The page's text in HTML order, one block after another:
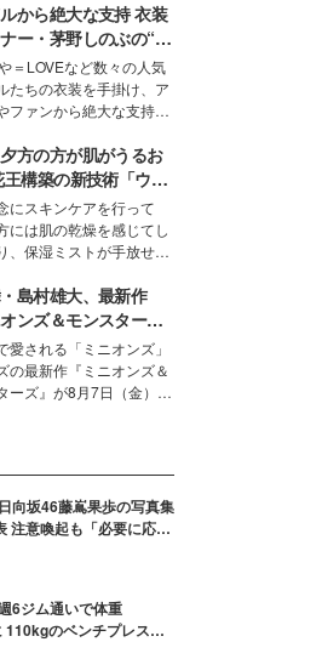
完成度を高めるベースと
そのものの美しさ”に改
する人が増えている様
は、そんな憧れの艶やか
常で叶える、美容好きの
のヘアケア事情を紹介し
から絶大な支持 衣装
ー・茅野しのぶの“可
作る美学＜「シチズン
ー」インタビュー＞
＝LOVEなど数々の人気
たちの衣装を手掛け、ア
ファンから絶大な支持を
クリエイティブディレク
野しのぶ。一人ひとりの
り添い、魅力を引き出す
は、多くの女性たちに勇
を与え続けている。
方の方が肌がうるお
王構築の新技術「ウォ
ャプチャリングスキ
肌）」がスキンケア
変える予感
にスキンケアを行って
には肌の乾燥を感じてし
、保湿ミストが手放せな
常識を大きく変える可能
た、革新的な「Water
Skin（ウォーターキャ
ングスキン：捕水肌）」
花王が構築した。
島村雄大、最新作
オンズ＆モンスター
力熱弁 ハチャメチャ
ない“友情と絆”に感
愛される「ミニオンズ」
の最新作『ミニオンズ＆
ーズ』が8月7日（金）に
城舞と島村雄大の特別対
け！それぞれの視点か
ならではの魅力や予想外
もたらす奥深いストーリ
向坂46藤嶌果歩の写真集
注意喚起も「必要に応じ
6ジム通いで体重
のベンチプレス持